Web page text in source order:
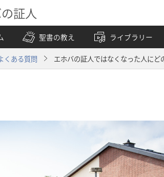
証人
聖書の教え ライブラリー
くある質問 エホバの証人ではなくなった人に